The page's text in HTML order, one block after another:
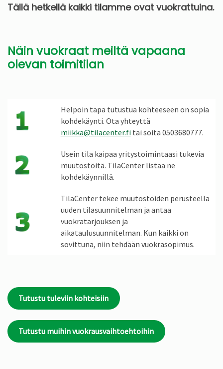
Tällä hetkellä kaikki tilamme ovat vuokrattuina.
Näin vuokraat meiltä vapaana
olevan toimitilan
Helpoin tapa tutustua kohteeseen on sopia
kohdekäynti. Ota yhteyttä
miikka@tilacenter.fitai soita 0503680777.
Usein tila kaipaa yritystoimintaasi tukevia
muutostöitä. TilaCenter listaa ne
kohdekäynnillä.
TilaCenter tekee muutostöiden perusteella
uuden tilasuunnitelman ja antaa
vuokratarjouksen ja
aikataulusuunnitelman. Kun kaikki on
sovittuna, niin tehdään vuokrasopimus.
Tutustu tuleviin kohteisiin
Tutustu muihin vuokrausvaihtoehtoihin